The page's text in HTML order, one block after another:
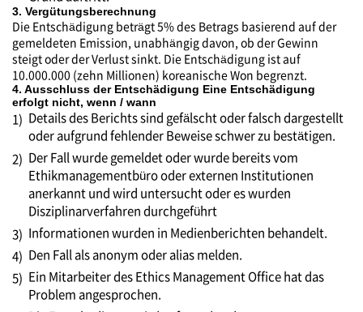
3. Vergütungsberechnung
Die Entschädigung beträgt 5% des Betrags basierend auf der
gemeldeten Emission, unabhängig davon, ob der Gewinn
steigt oder der Verlust sinkt. Die Entschädigung ist auf
10.000.000 (zehn Millionen) koreanische Won begrenzt.
4. Ausschluss der Entschädigung Eine Entschädigung
erfolgt nicht, wenn / wann
1) Details des Berichts sind gefälscht oder falsch dargestellt
oder aufgrund fehlender Beweise schwer zu bestätigen.
2) Der Fall wurde gemeldet oder wurde bereits vom
Ethikmanagementbüro oder externen Institutionen
anerkannt und wird untersucht oder es wurden
Disziplinarverfahren durchgeführt
3) Informationen wurden in Medienberichten behandelt.
4) Den Fall als anonym oder alias melden.
5) Ein Mitarbeiter des Ethics Management Office hat das
Problem angesprochen.